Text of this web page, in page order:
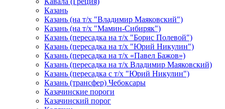
Казань
Казань (на т/х "Владимир Маяковский")
Казань (на т/х "Мамин-Сибиряк")
Казань (пересадка на т/х "Борис Полевой")
Казань (пересадка на т/х "Юрий Никулин")
Казань (пересадка на т/х «Павел Бажов»)
Казань (пересадка на т/х Владимир Маяковский)
Казань (пересадка с т/х "Юрий Никулин")
Казань (трансфер) Чебоксары
Казачинские пороги
Казачинский порог